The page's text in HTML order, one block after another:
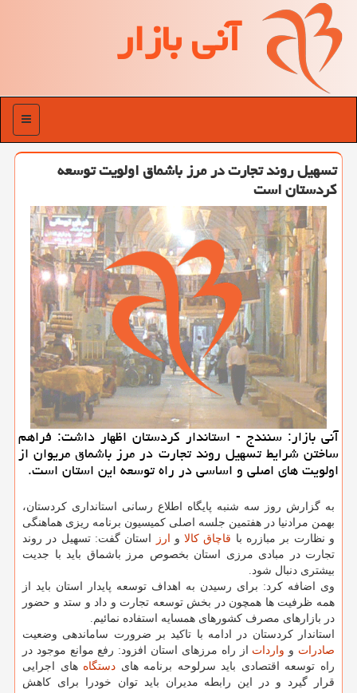
آنی بازار
منو
تسهیل روند تجارت در مرز باشماق اولویت توسعه
كردستان است
آنی بازار: سنندج - استاندار كردستان اظهار داشت: فراهم
ساختن شرایط تسهیل روند تجارت در مرز باشماق مریوان از
اولویت های اصلی و اساسی در راه توسعه این استان است.
به گزارش روز سه شنبه پایگاه اطلاع رسانی استانداری كردستان،
بهمن مرادنیا در هفتمین جلسه اصلی كمیسیون برنامه ریزی هماهنگی
و نظارت بر مبازره با قاچاق كالاو ارز
استان گفت: تسهیل در روند
تجارت در مبادی مرزی استان بخصوص مرز باشماق باید با جدیت
بیشتری دنبال شود.
وی اضافه كرد: برای رسیدن به اهداف توسعه پایدار استان باید از
همه ظرفیت ها همچون در بخش توسعه تجارت و داد و ستد و حضور
در بازارهای مصرف كشورهای همسایه استفاده نمائیم.
استاندار كردستان در ادامه با تاكید بر ضرورت ساماندهی وضعیت
صادرات و واردات از راه مرزهای استان افزود: رفع موانع موجود در
راه توسعه اقتصادی باید سرلوحه برنامه های دستگاه های اجرایی
قرار گیرد و در این رابطه مدیران باید توان خودرا برای كاهش